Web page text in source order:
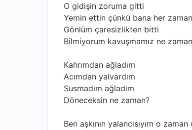
O gidişin zoruma gitti
Yemin ettin çünkü bana her zaman
Gönlüm çaresizlikten bitti
Bilmiyorum kavuşmamız ne zaman
Kahrımdan ağladım
Acımdan yalvardım
Susmadım ağladım
Döneceksin ne zaman?
Ben aşkının yalancısıyım o